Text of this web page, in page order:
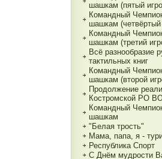
шашкам (пятый
Командный
шашкам (четвёртый
Командный
шашкам (третий
Всё разнообразие
тактильных книг
Командный
шашкам (второй
Продолжение
Костромской РО
Командный
шашкам
"Белая трость"
Мама, папа, я -
Республика Спорт
С Днём мудрости